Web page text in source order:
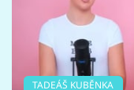
TADEÁŠ KUBĚNKA